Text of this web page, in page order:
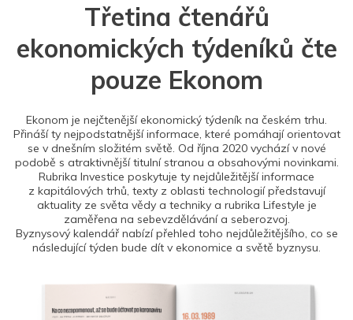
Třetina čtenářů
ekonomických týdeníků čte
pouze Ekonom
Ekonom je nejčtenější ekonomický týdeník na českém trhu.
Přináší ty nejpodstatnější informace, které pomáhají orientovat
se v dnešním složitém světě. Od října 2020 vychází v nové
podobě s atraktivnější titulní stranou a obsahovými novinkami.
Rubrika Investice poskytuje ty nejdůležitější informace
z kapitálových trhů, texty z oblasti technologií představují
aktuality ze světa vědy a techniky a rubrika Lifestyle je
zaměřena na sebevzdělávání a seberozvoj.
Byznysový kalendář nabízí přehled toho nejdůležitějšího, co se
následující týden bude dít v ekonomice a světě byznysu.